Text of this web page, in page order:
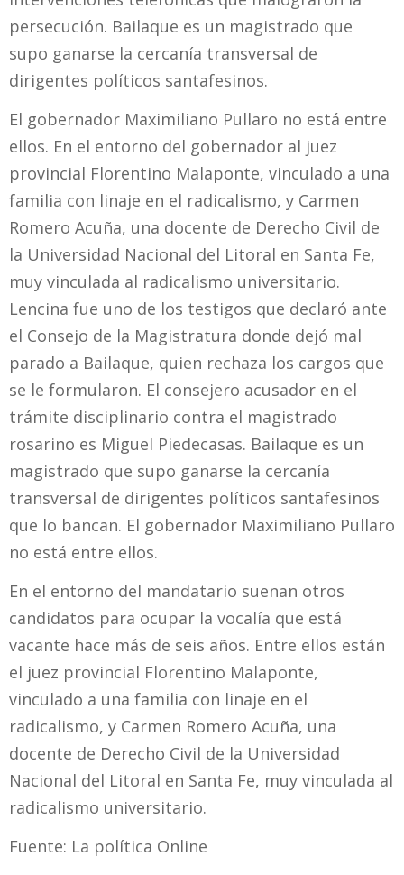
persecución. Bailaque es un magistrado que
supo ganarse la cercanía transversal de
dirigentes políticos santafesinos.
El gobernador Maximiliano Pullaro no está entre
ellos. En el entorno del gobernador al juez
provincial Florentino Malaponte, vinculado a una
familia con linaje en el radicalismo, y Carmen
Romero Acuña, una docente de Derecho Civil de
la Universidad Nacional del Litoral en Santa Fe,
muy vinculada al radicalismo universitario.
Lencina fue uno de los testigos que declaró ante
el Consejo de la Magistratura donde dejó mal
parado a Bailaque, quien rechaza los cargos que
se le formularon. El consejero acusador en el
trámite disciplinario contra el magistrado
rosarino es Miguel Piedecasas. Bailaque es un
magistrado que supo ganarse la cercanía
transversal de dirigentes políticos santafesinos
que lo bancan. El gobernador Maximiliano Pullaro
no está entre ellos.
En el entorno del mandatario suenan otros
candidatos para ocupar la vocalía que está
vacante hace más de seis años. Entre ellos están
el juez provincial Florentino Malaponte,
vinculado a una familia con linaje en el
radicalismo, y Carmen Romero Acuña, una
docente de Derecho Civil de la Universidad
Nacional del Litoral en Santa Fe, muy vinculada al
radicalismo universitario.
Fuente: La política Online